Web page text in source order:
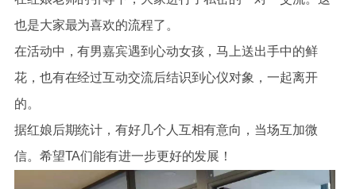
也是大家最为喜欢的流程了。
在活动中，有男嘉宾遇到心动女孩，马上送出手中的鲜
花，也有在经过互动交流后结识到心仪对象，一起离开
的。
据红娘后期统计，有好几个人互相有意向，当场互加微
信。希望TA们能有进一步更好的发展！